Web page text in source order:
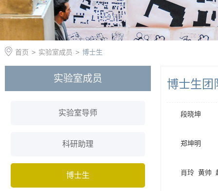
首页 > 实验室成员 > 博士生
实验室成员
实验室导师
科研助理
博士生
博士生团
段晓坤
郑坤明
肖玲 黄帅